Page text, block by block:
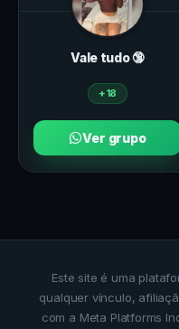
Vale tudo 🔞
+18
Ver grupo
Este site é uma
qualquer vínculo,
com a Meta Platforms